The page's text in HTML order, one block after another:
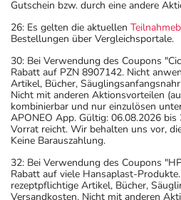
Gutschein bzw. durch eine andere
26: Es gelten die aktuellen
Bestellungen über Vergleichsportale.
30: Bei Verwendung des Coupons
Rabatt auf PZN 8907142. Nicht
Artikel, Bücher,
Nicht mit anderen Aktionsvorteilen
kombinierbar und nur einzulösen
APONEO App. Gültig: 06.08.2026
Vorrat reicht. Wir behalten uns vor,
Keine Barauszahlung.
32: Bei Verwendung des Coupons
Rabatt auf viele Hansaplast-
rezeptpflichtige Artikel, Bücher,
Versandkosten. Nicht mit anderen